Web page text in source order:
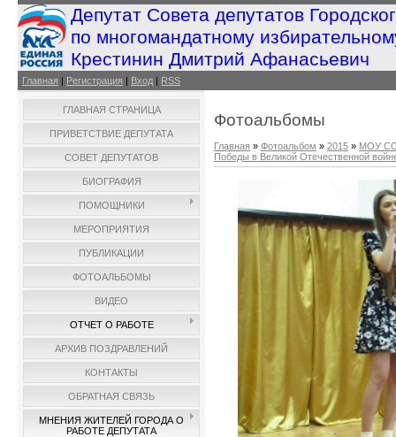
Депутат Совета депутатов
по многомандатному
Крестинин Дмитрий Афанасьевич
Главная | Регистрация | Вход | RSS
ГЛАВНАЯ СТРАНИЦА
ПРИВЕТСТВИЕ ДЕПУТАТА
СОВЕТ ДЕПУТАТОВ
БИОГРАФИЯ
ПОМОЩНИКИ
МЕРОПРИЯТИЯ
ПУБЛИКАЦИИ
ФОТОАЛЬБОМЫ
ВИДЕО
ОТЧЕТ О РАБОТЕ
АРХИВ ПОЗДРАВЛЕНИЙ
КОНТАКТЫ
ОБРАТНАЯ СВЯЗЬ
МНЕНИЯ ЖИТЕЛЕЙ ГОРОДА О
РАБОТЕ ДЕПУТАТА
Фотоальбомы
Главная » Фотоальбом » 2015 » МОУ
Победы в Великой Отечественной